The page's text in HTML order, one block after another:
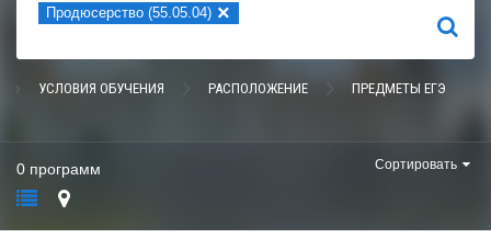
Продюсерство (55.05.04) ×
НАЙТИ
УСЛОВИЯ ОБУЧЕНИЯ РАСПОЛОЖЕНИЕ ПРЕДМЕТЫ ЕГЭ
0 программ Сортировать